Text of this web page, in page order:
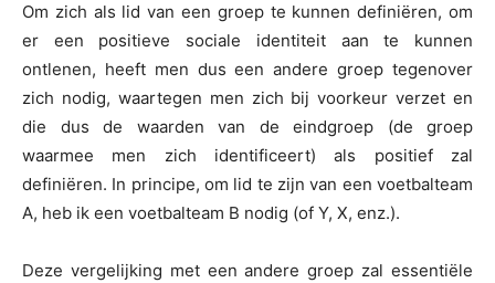
Om zich als lid van een groep te kunnen definiëren, om
er een positieve sociale identiteit aan te kunnen
ontlenen, heeft men dus een andere groep tegenover
zich nodig, waartegen men zich bij voorkeur verzet en
die dus de waarden van de eindgroep (de groep
waarmee men zich identificeert) als positief zal
definiëren. In principe, om lid te zijn van een voetbalteam
A, heb ik een voetbalteam B nodig (of Y, X, enz.).
Deze vergelijking met een andere groep zal essentiële